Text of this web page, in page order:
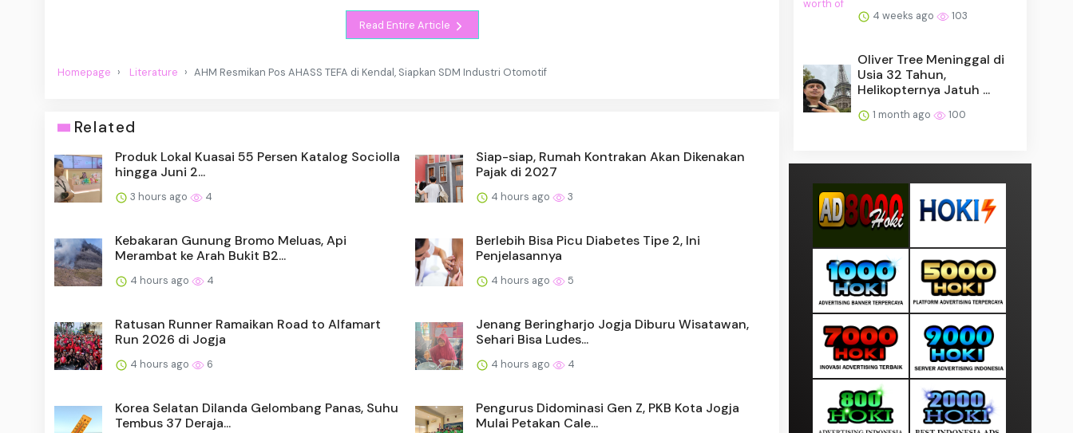
Read Entire Article
Homepage Literature AHM Resmikan Pos AHASS TEFA di Kendal, Siapkan SDM Industri Otomotif
Related
Produk Lokal Kuasai 55 Persen Katalog Sociolla
hingga Juni 2...
3 hours ago 4
Siap-siap, Rumah Kontrakan Akan Dikenakan
Pajak di 2027
4 hours ago 3
Kebakaran Gunung Bromo Meluas, Api
Merambat ke Arah Bukit B2...
4 hours ago 4
Berlebih Bisa Picu Diabetes Tipe 2, Ini
Penjelasannya
4 hours ago 5
Ratusan Runner Ramaikan Road to Alfamart
Run 2026 di Jogja
4 hours ago 6
Jenang Beringharjo Jogja Diburu Wisatawan,
Sehari Bisa Ludes...
4 hours ago 4
Korea Selatan Dilanda Gelombang Panas, Suhu
Tembus 37 Deraja...
Pengurus Didominasi Gen Z, PKB Kota Jogja
Mulai Petakan Cale...
4 weeks ago 103
Oliver Tree Meninggal di
Usia 32 Tahun,
Helikopternya Jatuh ...
1 month ago 100